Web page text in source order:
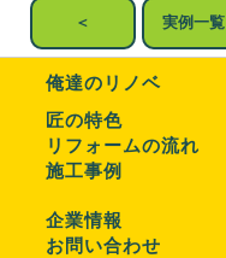
＜ 実例一覧
俺達のリノベ
匠の特色
リフォームの流れ
施工事例
企業情報
お問い合わせ